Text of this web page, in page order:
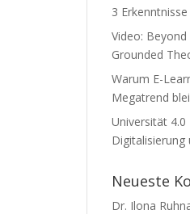
3
Video: Beyond
Grounded
Warum E-
Megatrend
Universität 4.0
Digitalisierung
Neueste
Dr. Ilona